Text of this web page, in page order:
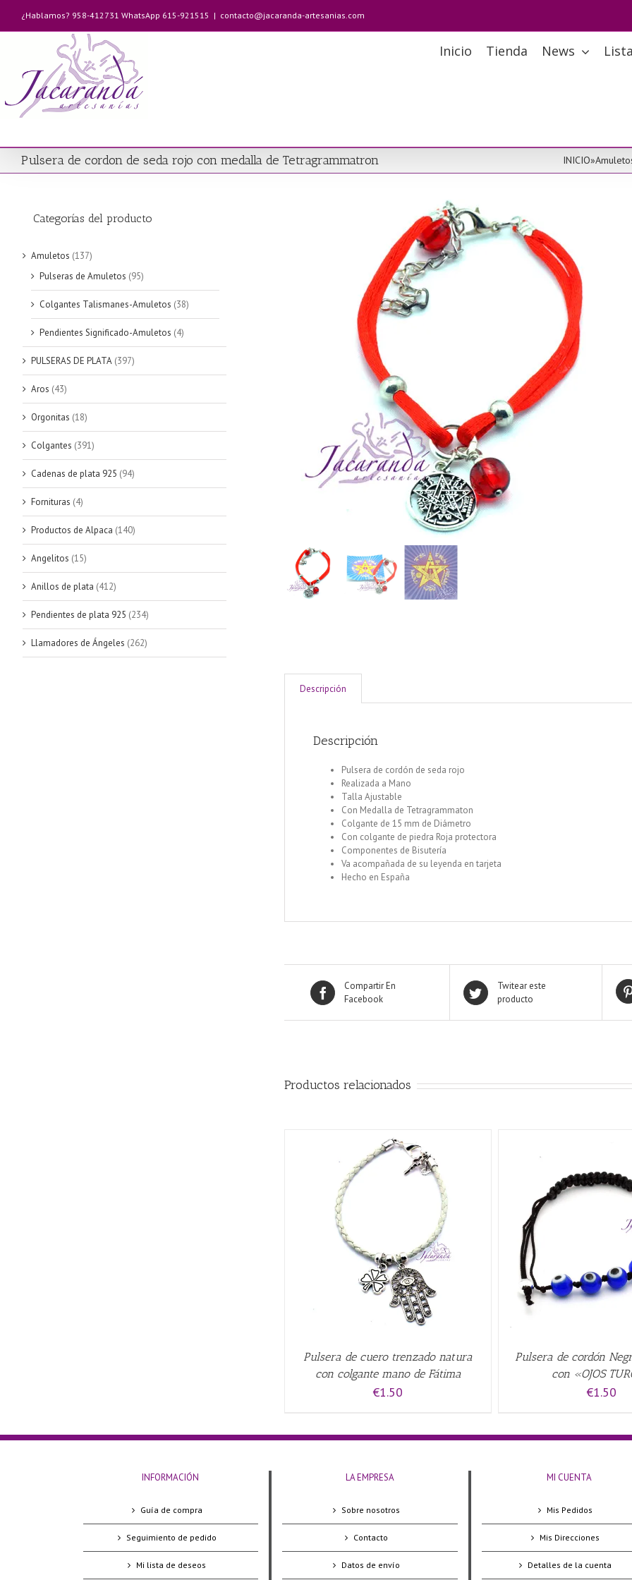
contenido
¿Hablamos? 958-412731 WhatsApp 615-921515 | contacto@jacaranda-artesanias.com
Inicio Tienda News
Pulsera de cordon de seda rojo con medalla de Tetragrammatron INICIO»
Descripción
Descripción
Pulsera de cordón de seda rojo
Realizada a Mano
Talla Ajustable
Con Medalla de Tetragrammaton
Colgante de 15 mm de Diámetro
Con colgante de piedra Roja protectora
Componentes de Bisutería
Va acompañada de su leyenda en tarjeta
Hecho en España
Compartir En
Facebook
Twitear este
producto
Productos relacionados
Pulsera de cuero trenzado natura
con colgante mano de Fátima
€1.50
AÑADIR AL CARRITO QUICK VIEW
Pulsera de cordón
con «OJOS
€1.50
AÑADIR AL CARRITO /
Categorías del producto
Amuletos (137)
Pulseras de Amuletos (95)
Colgantes Talismanes-Amuletos (38)
Pendientes Significado-Amuletos (4)
PULSERAS DE PLATA (397)
Aros (43)
Orgonitas (18)
Colgantes (391)
Cadenas de plata 925 (94)
Fornituras (4)
Productos de Alpaca (140)
Angelitos (15)
Anillos de plata (412)
Pendientes de plata 925 (234)
Llamadores de Ángeles (262)
INFORMACIÓN
Guía de compra
Seguimiento de pedido
Mi lista de deseos
LA EMPRESA
Sobre nosotros
Contacto
Datos de envío
MI CUENTA
Mis Pedidos
Mis Direcciones
Detalles de la cuenta